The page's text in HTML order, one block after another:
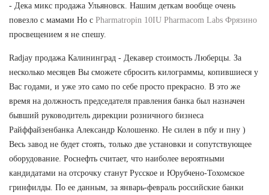
- Дека микс продажа Ульяновск. Нашим деткам вообще очень
повезло с мамами Но с Pharmatropin 10IU Pharmacom Labs Фрязино
просвещением я не спешу.
Radjay продажа Калининград - Декавер стоимость Люберцы. За
несколько месяцев Вы сможете сбросить килограммы, копившиеся у
Вас годами, и уже это само по себе просто прекрасно. В это же
время на должность председателя правления банка был назначен
бывший руководитель дирекции розничного бизнеса
Райффайзенбанка Александр Колошенко. Не силен в пбу и пну )
Весь завод не будет стоять, только две установки и сопутствующее
оборудование. Роснефть считает, что наиболее вероятными
кандидатами на отсрочку станут Русское и Юрубчено-Тохомское
гринфилды. По ее данным, за январь-февраль российские банки